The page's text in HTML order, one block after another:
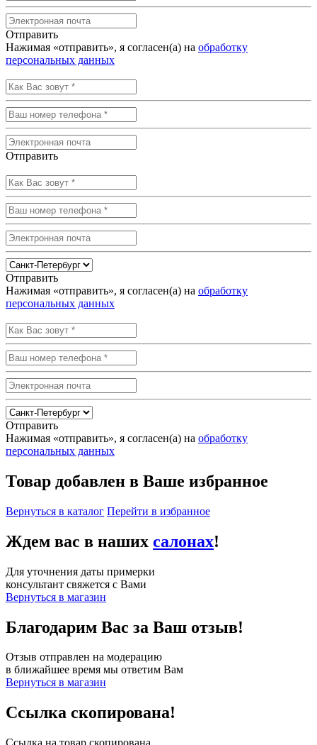
Отправить
Нажимая «отправить», я согласен(а) на обработку
персональных данных
Отправить
Отправить
Нажимая «отправить», я согласен(а) на обработку
персональных данных
Отправить
Нажимая «отправить», я согласен(а) на обработку
персональных данных
Товар добавлен в Ваше избранное
Вернуться в каталог Перейти в избранное
Ждем вас в наших салонах!
Для уточнения даты примерки
консультант свяжется с Вами
Вернуться в магазин
Благодарим Вас за Ваш отзыв!
Отзыв отправлен на модерацию
в ближайшее время мы ответим Вам
Вернуться в магазин
Ссылка скопирована!